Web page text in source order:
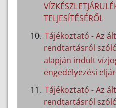
TELJESÍTÉSÉRŐL
Tájékoztató - Az
rendtartásról
alapján indult
engedélyezési
Tájékoztató - Az
rendtartásról